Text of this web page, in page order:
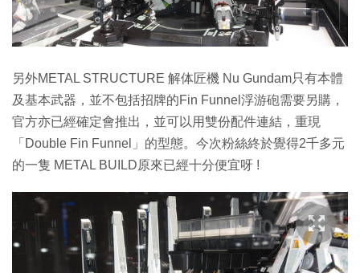
另外METAL STRUCTURE 解体匠機 Nu Gundam只有本體
及基本武器，並不包括招牌的Fin Funnel浮游砲需要另購，
官方亦已經確定會推出，並可以用雙份配件連結，重現
「Double Fin Funnel」的型態。今次粉絲終於覺得2千多元
的一隻 METAL BUILD原來已經十分便宜呀 !